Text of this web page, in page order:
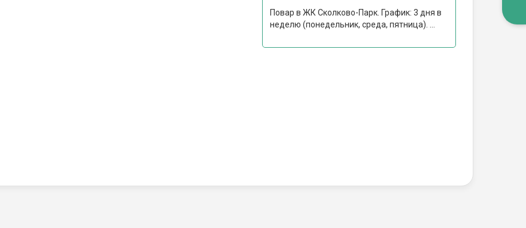
Повар в ЖК Сколково-Парк. График: 3 дня в
неделю (понедельник, среда, пятница). ...